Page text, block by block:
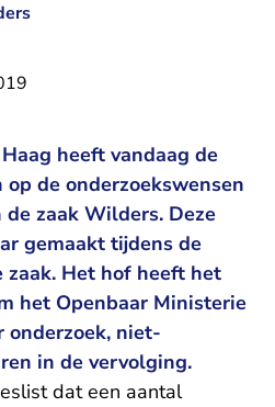
heeft vandaag de
de onderzoekswensen
zaak Wilders. Deze
gemaakt tijdens de
Het hof heeft het
het Openbaar Ministerie
onderzoek, niet-
in de vervolging.
dat een aantal